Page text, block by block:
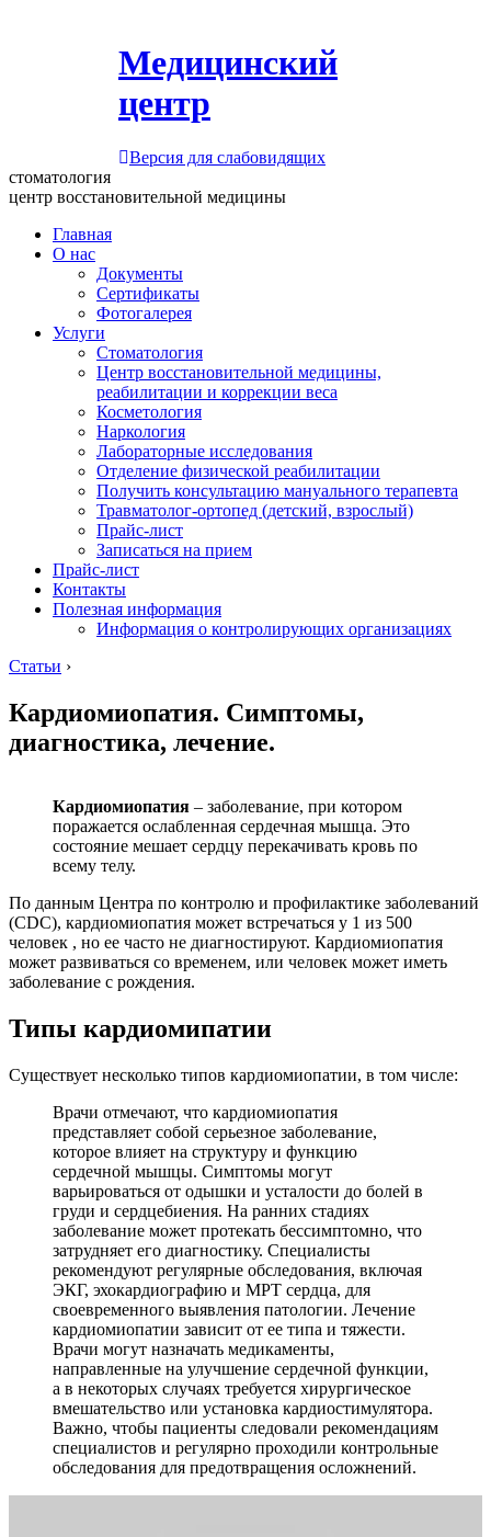
Медицинский
центр
Версия для слабовидящих
стоматология
центр восстановительной медицины
Главная
О нас
Документы
Сертификаты
Фотогалерея
Услуги
Стоматология
Центр восстановительной медицины,
реабилитации и коррекции веса
Косметология
Наркология
Лабораторные исследования
Отделение физической реабилитации
Получить консультацию мануального терапевта
Травматолог-ортопед (детский, взрослый)
Прайс-лист
Записаться на прием
Прайс-лист
Контакты
Полезная информация
Информация о контролирующих организациях
Статьи ›
Кардиомиопатия. Симптомы,
диагностика, лечение.
Кардиомиопатия – заболевание, при котором
поражается ослабленная сердечная мышца. Это
состояние мешает сердцу перекачивать кровь по
всему телу.
По данным Центра по контролю и профилактике заболеваний
(CDC), кардиомиопатия может встречаться у 1 из 500
человек , но ее часто не диагностируют. Кардиомиопатия
может развиваться со временем, или человек может иметь
заболевание с рождения.
Типы кардиомипатии
Существует несколько типов кардиомиопатии, в том числе:
Врачи отмечают, что кардиомиопатия
представляет собой серьезное заболевание,
которое влияет на структуру и функцию
сердечной мышцы. Симптомы могут
варьироваться от одышки и усталости до болей в
груди и сердцебиения. На ранних стадиях
заболевание может протекать бессимптомно, что
затрудняет его диагностику. Специалисты
рекомендуют регулярные обследования, включая
ЭКГ, эхокардиографию и МРТ сердца, для
своевременного выявления патологии. Лечение
кардиомиопатии зависит от ее типа и тяжести.
Врачи могут назначать медикаменты,
направленные на улучшение сердечной функции,
а в некоторых случаях требуется хирургическое
вмешательство или установка кардиостимулятора.
Важно, чтобы пациенты следовали рекомендациям
специалистов и регулярно проходили контрольные
обследования для предотвращения осложнений.